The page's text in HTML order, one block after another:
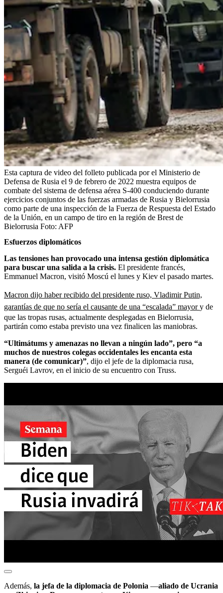
Esta captura de video del folleto publicada por el Ministerio de
Defensa de Rusia el 9 de febrero de 2022 muestra equipos de
combate del sistema de defensa aérea S-400 conduciendo durante
ejercicios conjuntos de las fuerzas armadas de Rusia y Bielorrusia
como parte de una inspección de la Fuerza de Respuesta del Estado
de la Unión, en un campo de tiro en la región de Brest de
Bielorrusia Foto: AFP
Esfuerzos diplomáticos
Las tensiones han provocado una intensa gestión diplomática
para buscar una salida a la crisis. El presidente francés,
Emmanuel Macron, visitó Moscú el lunes y Kiev el pasado martes.
Macron dijo haber recibido del presidente ruso, Vladimir Putin,
garantías de que no sería el causante de una “escalada” mayory de
que las tropas rusas, actualmente desplegadas en Bielorrusia,
partirán como estaba previsto una vez finalicen las maniobras.
“Ultimátums y amenazas no llevan a ningún lado”, pero “a
muchos de nuestros colegas occidentales les encanta esta
manera (de comunicar)”, dijo el jefe de la diplomacia rusa,
Serguéi Lavrov, en el inicio de su encuentro con Truss.
Además, la jefa de la diplomacia de Polonia —aliado de Ucrania